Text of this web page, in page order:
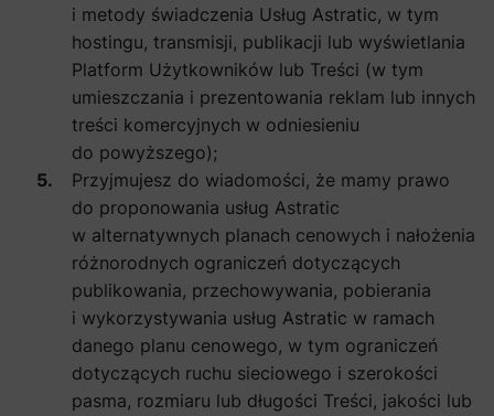
i metody świadczenia Usług Astratic, w tym
hostingu, transmisji, publikacji lub wyświetlania
Platform Użytkowników lub Treści (w tym
umieszczania i prezentowania reklam lub innych
treści komercyjnych w odniesieniu
do powyższego);
Przyjmujesz do wiadomości, że mamy prawo
do proponowania usług Astratic
w alternatywnych planach cenowych i nałożenia
różnorodnych ograniczeń dotyczących
publikowania, przechowywania, pobierania
i wykorzystywania usług Astratic w ramach
danego planu cenowego, w tym ograniczeń
dotyczących ruchu sieciowego i szerokości
pasma, rozmiaru lub długości Treści, jakości lub